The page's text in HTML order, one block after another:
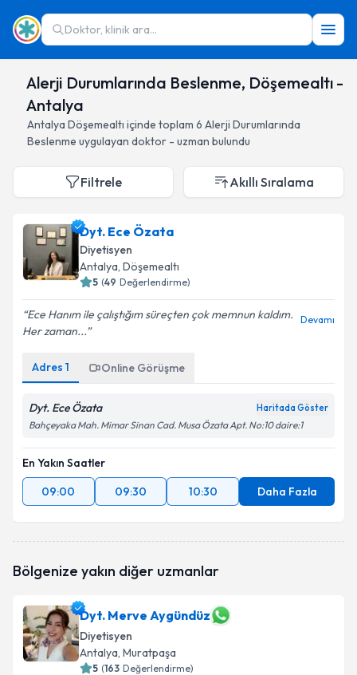
Doktor, klinik ara...
Alerji Durumlarında Beslenme, Döşemealtı -
Antalya
Antalya Döşemealtı içinde toplam 6 Alerji Durumlarında
Beslenme uygulayan doktor - uzman bulundu
Filtrele Akıllı Sıralama
Dyt. Ece Özata
Diyetisyen
Antalya, Döşemealtı
5 (49 Değerlendirme)
Ece Hanım ile çalıştığım süreçten çok memnun kaldım.
Her zaman...
Devamı
Adres 1 Online Görüşme
Dyt. Ece Özata Haritada Göster
Bahçeyaka Mah. Mimar Sinan Cad. Musa Özata Apt. No:10 daire:1
En Yakın Saatler
09:00
09:30 10:30 Daha Fazla
Bölgenize yakın diğer uzmanlar
Dyt. Merve Aygündüz
Diyetisyen
Antalya, Muratpaşa
5 (163 Değerlendirme)